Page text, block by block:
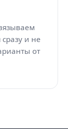
и не
от